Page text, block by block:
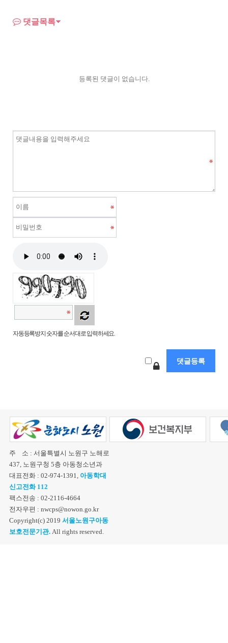
댓글목록
등록된 댓글이 없습니다.
자동등록방지 숫자를 순서대로 입력하세요.
주 소 : 서울특별시 노원구 노해로
437, 노원구청 5층 아동청소년과
대표전화 : 02-974-1391, 아동학대
신고전화 112
팩스전송 : 02-2116-4664
전자우편 : nwcps@nowon.go.kr
Copyright(c) 2019 서울노원구아동
보호전문기관. All rights reserved.